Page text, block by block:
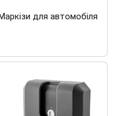
для автомобіля